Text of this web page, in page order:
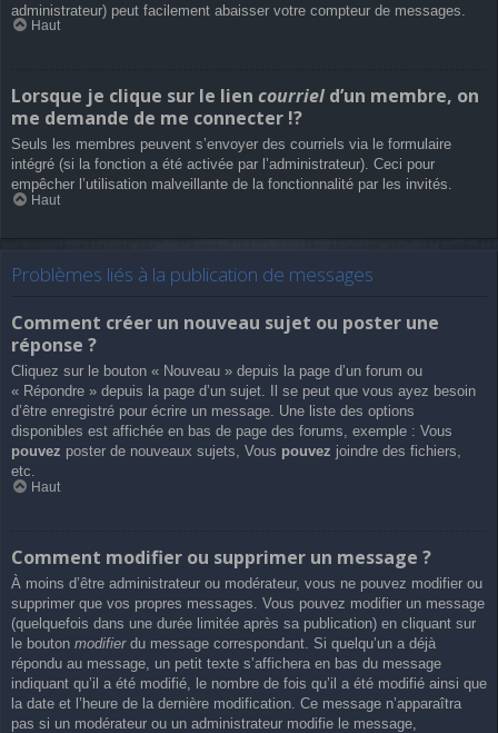
administrateur) peut facilement abaisser votre compteur de messages.
Haut
Lorsque je clique sur le lien courriel d’un membre, on
me demande de me connecter !?
Seuls les membres peuvent s’envoyer des courriels via le formulaire
intégré (si la fonction a été activée par l’administrateur). Ceci pour
empêcher l’utilisation malveillante de la fonctionnalité par les invités.
Haut
Problèmes liés à la publication de messages
Comment créer un nouveau sujet ou poster une
réponse ?
Cliquez sur le bouton « Nouveau » depuis la page d’un forum ou
« Répondre » depuis la page d’un sujet. Il se peut que vous ayez besoin
d’être enregistré pour écrire un message. Une liste des options
disponibles est affichée en bas de page des forums, exemple : Vous
pouvez poster de nouveaux sujets, Vous pouvez joindre des fichiers,
etc.
Haut
Comment modifier ou supprimer un message ?
À moins d’être administrateur ou modérateur, vous ne pouvez modifier ou
supprimer que vos propres messages. Vous pouvez modifier un message
(quelquefois dans une durée limitée après sa publication) en cliquant sur
le bouton modifierdu message correspondant. Si quelqu’un a déjà
répondu au message, un petit texte s’affichera en bas du message
indiquant qu’il a été modifié, le nombre de fois qu’il a été modifié ainsi que
la date et l’heure de la dernière modification. Ce message n’apparaîtra
pas si un modérateur ou un administrateur modifie le message,